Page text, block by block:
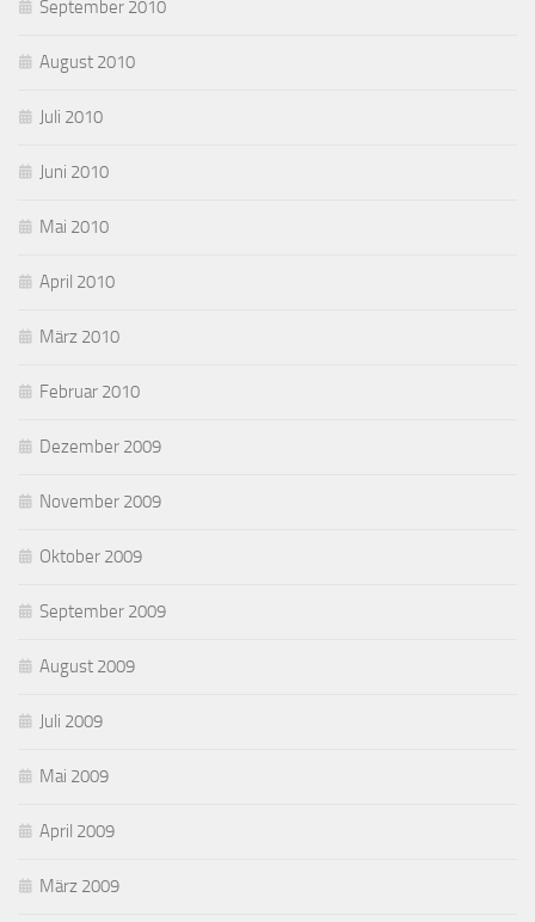
September 2010
August 2010
Juli 2010
Juni 2010
Mai 2010
April 2010
März 2010
Februar 2010
Dezember 2009
November 2009
Oktober 2009
September 2009
August 2009
Juli 2009
Mai 2009
April 2009
März 2009